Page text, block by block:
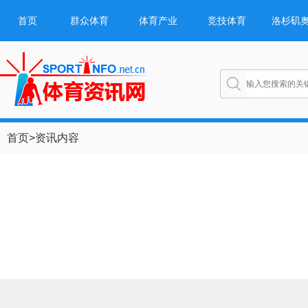
首页 群众体育 体育产业 竞技体育 洛杉矶
首页>资讯内容